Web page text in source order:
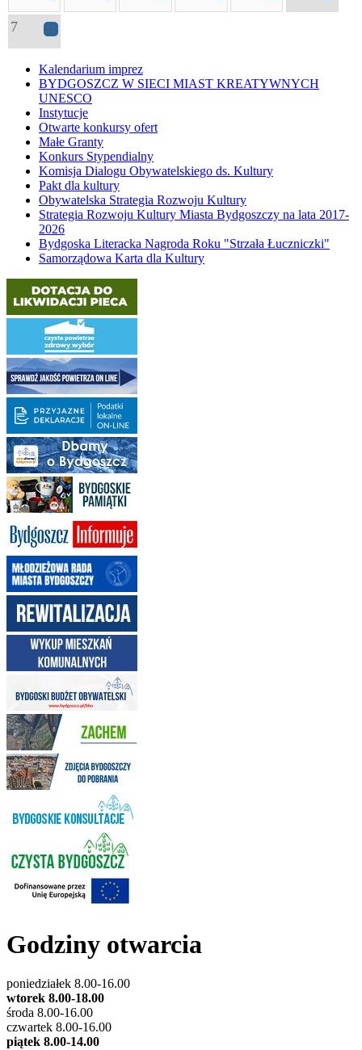
7 21
Kalendarium imprez
BYDGOSZCZ W SIECI MIAST KREATYWNYCH
UNESCO
Instytucje
Otwarte konkursy ofert
Małe Granty
Konkurs Stypendialny
Komisja Dialogu Obywatelskiego ds. Kultury
Pakt dla kultury
Obywatelska Strategia Rozwoju Kultury
Strategia Rozwoju Kultury Miasta Bydgoszczy na lata 2017-
2026
Bydgoska Literacka Nagroda Roku "Strzała Łuczniczki"
Samorządowa Karta dla Kultury
Godziny otwarcia
poniedziałek 8.00-16.00
wtorek 8.00-18.00
środa 8.00-16.00
czwartek 8.00-16.00
piątek 8.00-14.00